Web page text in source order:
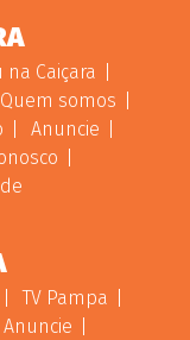
na Caiçara
Quem somos
Anuncie
TV Pampa
Anuncie